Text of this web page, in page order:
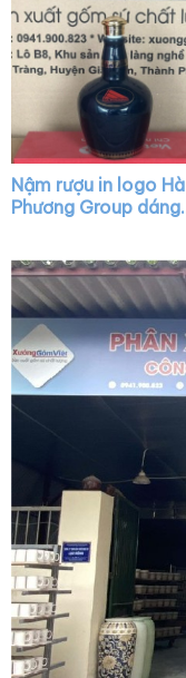
Nậm rượu in logo Hà
Phương Group dáng